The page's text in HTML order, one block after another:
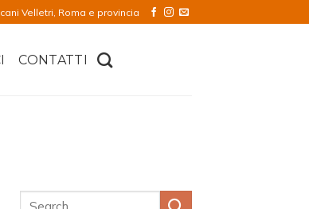
Velletri, Roma e provincia
CONTATTI